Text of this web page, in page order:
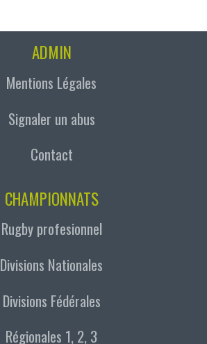
ADMIN
Mentions Légales
Signaler un abus
Contact
CHAMPIONNATS
Rugby profesionnel
Divisions Nationales
Divisions Fédérales
Régionales 1, 2, 3